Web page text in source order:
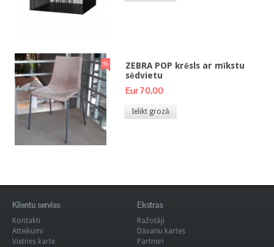
ZEBRA POP krēsls ar mīkstu
sēdvietu
Eur 70,00
Ielikt grozā
Klientu serviss
Kontakti
Atteikumi
Vietnes karte
Ekstras
Ražotāji
Dāvanu kartes
Partneri